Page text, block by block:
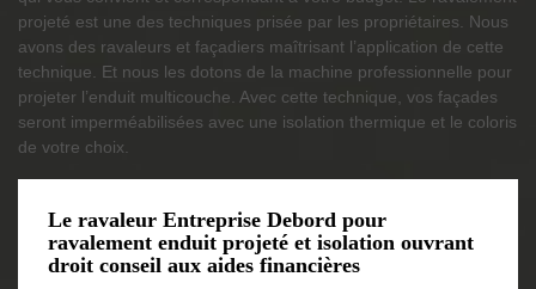
projeté est une des techniques prisée par les propriétaires. Nous
avons des ravaleurs et façadiers maîtrisant l’application de cette
technique. Et nous les dotons de la machine professionnelle pour
projeter l’enduit multicouche. Avec cette technique, vos façades
seront imperméabilisées avec une isolation thermique et le coloris
de votre choix.
Le ravaleur Entreprise Debord pour
ravalement enduit projeté et isolation ouvrant
droit conseil aux aides financières